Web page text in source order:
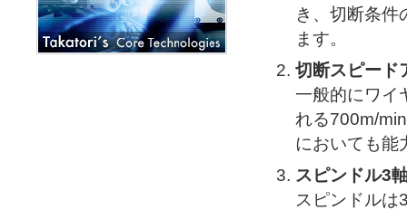
き、切断条件
ます。
切断スピード
一般的にワイ
れる700m/
においても能
スピンドル3
スピンドルは